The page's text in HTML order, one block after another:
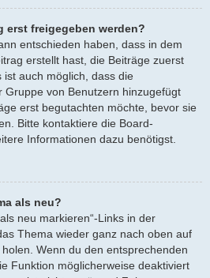
erst freigegeben werden?
entschieden haben, dass in dem
erstellt hast, die Beiträge zuerst
auch möglich, dass die
Gruppe von Benutzern hinzugefügt
erst begutachten möchte, bevor sie
Bitte kontaktiere die Board-
Informationen dazu benötigst.
als neu?
neu markieren“-Links in der
Thema wieder ganz nach oben auf
Wenn du den entsprechenden
Funktion möglicherweise deaktiviert